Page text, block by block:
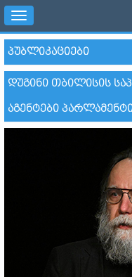
Toggle
navigation
ᲞᲣᲑᲚᲘᲙᲐᲪᲘᲔᲑᲘ
ᲓᲣᲒᲘᲜᲘ ᲗᲑᲘᲚᲘᲡᲘᲡ
ᲐᲒᲔᲜᲢᲔᲑᲘ